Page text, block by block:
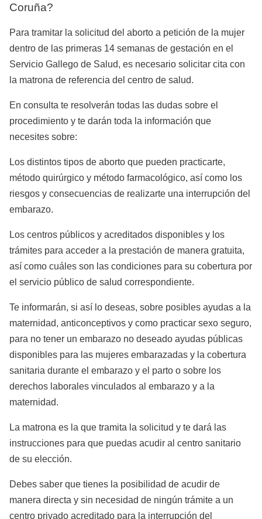
Coruña?
Para tramitar la solicitud del aborto a petición de la mujer
dentro de las primeras 14 semanas de gestación en el
Servicio Gallego de Salud, es necesario solicitar cita con
la matrona de referencia del centro de salud.
En consulta te resolverán todas las dudas sobre el
procedimiento y te darán toda la información que
necesites sobre:
Los distintos tipos de aborto que pueden practicarte,
método quirúrgico y método farmacológico, así como los
riesgos y consecuencias de realizarte una interrupción del
embarazo.
Los centros públicos y acreditados disponibles y los
trámites para acceder a la prestación de manera gratuita,
así como cuáles son las condiciones para su cobertura por
el servicio público de salud correspondiente.
Te informarán, si así lo deseas, sobre posibles ayudas a la
maternidad, anticonceptivos y como practicar sexo seguro,
para no tener un embarazo no deseado ayudas públicas
disponibles para las mujeres embarazadas y la cobertura
sanitaria durante el embarazo y el parto o sobre los
derechos laborales vinculados al embarazo y a la
maternidad.
La matrona es la que tramita la solicitud y te dará las
instrucciones para que puedas acudir al centro sanitario
de su elección.
Debes saber que tienes la posibilidad de acudir de
manera directa y sin necesidad de ningún trámite a un
centro privado acreditado para la interrupción del